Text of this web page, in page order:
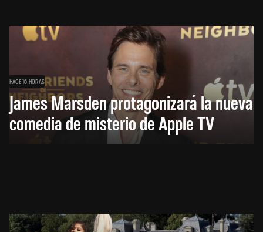
HACE 16 HORAS
James Marsden protagonizará la nueva
comedia de misterio de Apple TV